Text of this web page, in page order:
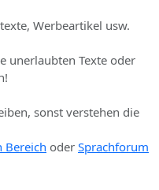
Werbeartikel usw.
unerlaubten Texte oder
sonst verstehen die
Bereich oder Sprachforum